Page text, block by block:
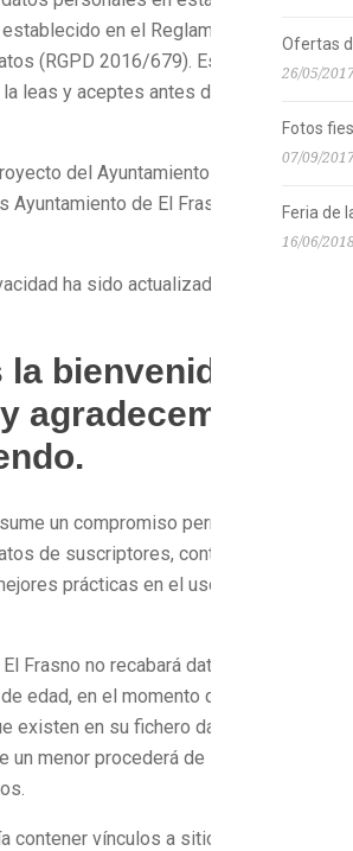
Ofertas
26/05/
Fotos
07/09/
Feria de
16/06/
en el Reglamento General
(RGPD 2016/679). Es
leas y aceptes antes de seguir
del Ayuntamiento de El Frasno,
Ayuntamiento de El Frasno y su CIF:
ha sido actualizada por última
bienvenida a
agradecemos que
un compromiso permanente con la
de suscriptores, contactos, clientes
prácticas en el uso de datos de
Frasno no recabará datos de
edad, en el momento que tenga
existen en su fichero datos de
un menor procederá de inmediato a
contener vínculos a sitios web de